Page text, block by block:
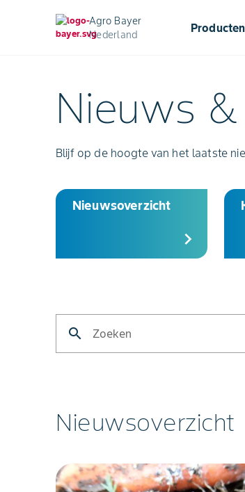
Agro Bayer
Nederland
Nieuws
Blijf op de hoogte van het laatste
Nieuwsoverzicht
chevron_right
search Zoeken
Nieuwsoverzicht